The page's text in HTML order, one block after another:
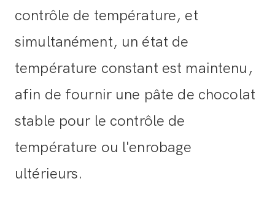
contrôle de température, et
simultanément, un état de
température constant est maintenu,
afin de fournir une pâte de chocolat
stable pour le contrôle de
température ou l'enrobage
ultérieurs.